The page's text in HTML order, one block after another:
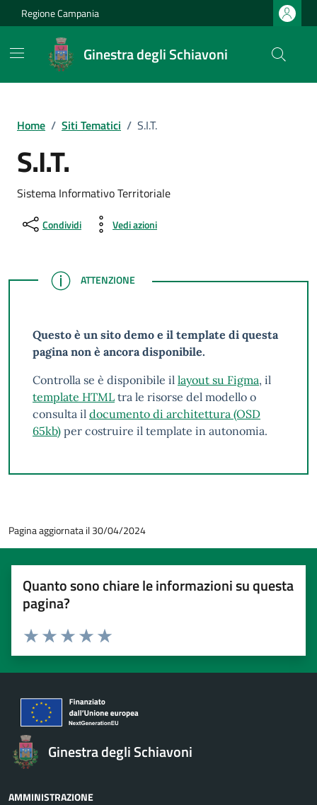
Vai ai contenuti
Vai al footer
Regione Campania
Ginestra degli Schiavoni
Home / Siti Tematici / S.I.T.
S.I.T.
Sistema Informativo Territoriale
Condividi Vedi azioni
ATTENZIONE
ATTENZIONE
Questo è un sito demo e il template di questa
pagina non è ancora disponibile.
Controlla se è disponibile il layout su Figma, il
template HTML tra le risorse del modello o
consulta il documento di architettura (OSD
65kb) per costruire il template in autonomia.
Pagina aggiornata il 30/04/2024
Quanto sono chiare le informazioni su questa
pagina?
Valuta 5 stelle su 5
Valuta 4 stelle su 5
Valuta 3 stelle su 5
Valuta 2 stelle su 5
Valuta 1 stelle su 5
Ginestra degli Schiavoni
AMMINISTRAZIONE